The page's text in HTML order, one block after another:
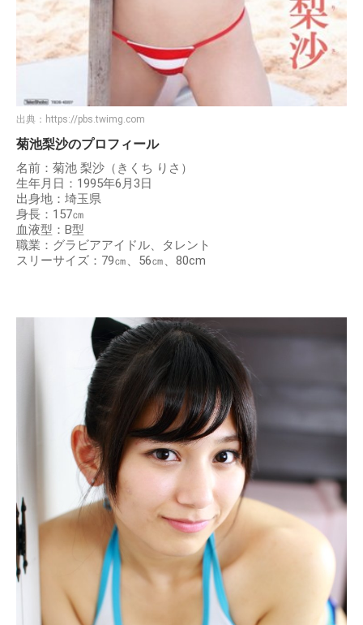
出典： https://pbs.twimg.com
菊池梨沙のプロフィール
名前：菊池 梨沙（きくち りさ）
生年月日：1995年6月3日
出身地：埼玉県
身長：157㎝
血液型：B型
職業：グラビアアイドル、タレント
スリーサイズ：79㎝、56㎝、80cm